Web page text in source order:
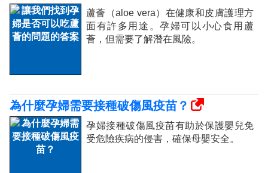
蘆薈（aloe vera）在健康和皮膚護理方
面有許多用途。孕婦可以小心食用蘆
薈，但需要了解潛在風險。
為什麼孕婦需要接種破傷風疫苗？
孕婦接種破傷風疫苗有助於保護嬰兒免
受危險疾病的侵害，確保母嬰安全。